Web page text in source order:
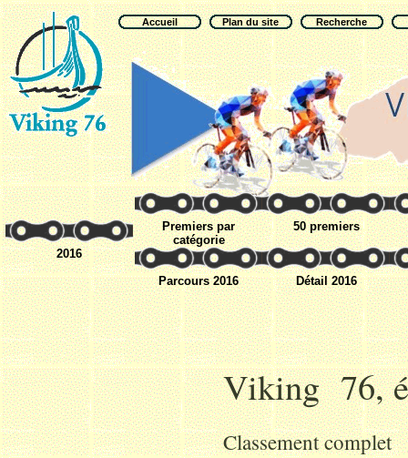
Accueil Plan du site Recherche
2016
Premiers par
catégorie
50 premiers
Parcours 2016 Détail 2016
Viking 76,
Classement complet